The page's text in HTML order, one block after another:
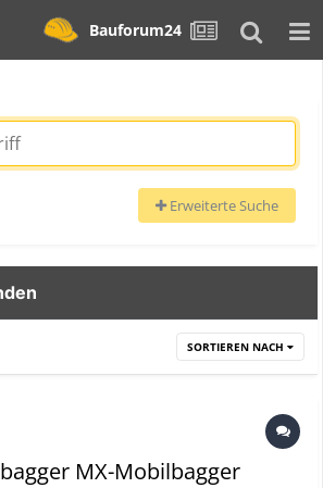
Bauforum24
Erweiterte Suche
SORTIEREN NACH
MX-Mobilbagger